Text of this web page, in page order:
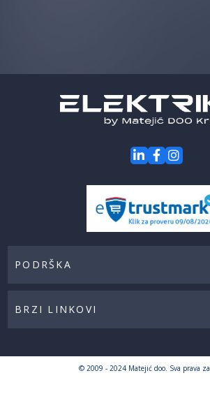
akcije
PODRŠKA
BRZI LINKOVI
© 2009 - 2024 Matejić doo. Sva prava